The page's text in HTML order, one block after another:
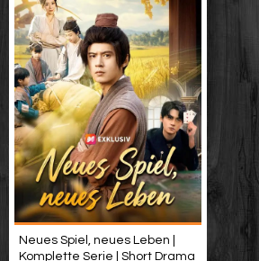
Neues Spiel, neues Leben |
Komplette Serie | Short Drama